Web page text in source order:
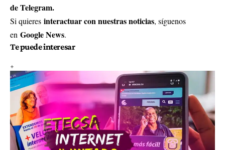
de Telegram.
Si quieres interactuar con nuestras noticias, síguenos
en Google News.
Te puede interesar